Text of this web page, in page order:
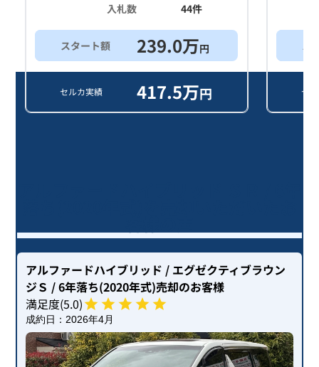
入札数
44件
スタート額 239.0万円
セルカ実績 417.5万円 セ
アルファードハイブリッド / エグゼクティブラウン
ジＳ / 6年落ち(2020年式)売却のお客様
満足度(5.0)
成約日： 2026年4月